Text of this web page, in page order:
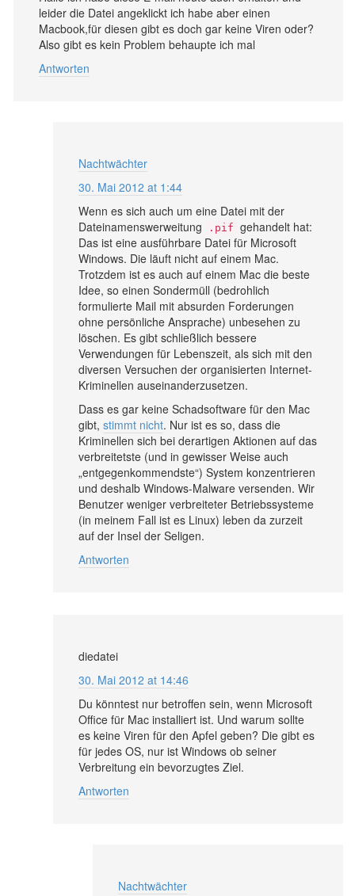
leider die Datei angeklickt ich habe aber einen
Macbook,für diesen gibt es doch gar keine Viren oder?
Also gibt es kein Problem behaupte ich mal
Antworten
Nachtwächter
30. Mai 2012 at 1:44
Wenn es sich auch um eine Datei mit der
Dateinamenswerweitung
.pif gehandelt hat:
Das ist eine ausführbare Datei für Microsoft
Windows. Die läuft nicht auf einem Mac.
Trotzdem ist es auch auf einem Mac die beste
Idee, so einen Sondermüll (bedrohlich
formulierte Mail mit absurden Forderungen
ohne persönliche Ansprache) unbesehen zu
löschen. Es gibt schließlich bessere
Verwendungen für Lebenszeit, als sich mit den
diversen Versuchen der organisierten Internet-
Kriminellen auseinanderzusetzen.
Dass es gar keine Schadsoftware für den Mac
gibt, stimmt nicht. Nur ist es so, dass die
Kriminellen sich bei derartigen Aktionen auf das
verbreitetste (und in gewisser Weise auch
„entgegenkommendste“) System konzentrieren
und deshalb Windows-Malware versenden. Wir
Benutzer weniger verbreiteter Betriebssysteme
(in meinem Fall ist es Linux) leben da zurzeit
auf der Insel der Seligen.
Antworten
diedatei
30. Mai 2012 at 14:46
Du könntest nur betroffen sein, wenn Microsoft
Office für Mac installiert ist. Und warum sollte
es keine Viren für den Apfel geben? Die gibt es
für jedes OS, nur ist Windows ob seiner
Verbreitung ein bevorzugtes Ziel.
Antworten
Nachtwächter